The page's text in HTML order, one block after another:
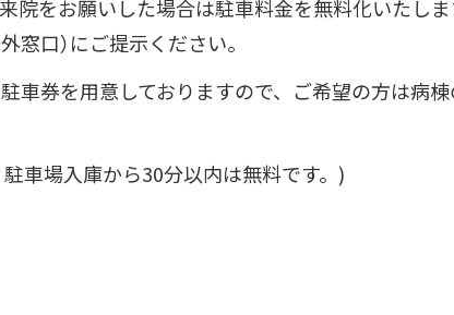
院をお願いした場合は駐車料金を無料化いたし
口）にご提示ください。
車券を用意しておりますので、ご希望の方は病
車場入庫から30分以内は無料です。)